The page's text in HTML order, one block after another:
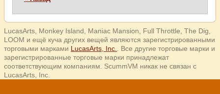
LucasArts, Monkey Island, Maniac Mansion, Full Throttle, The Dig,
LOOM и ещё куча других вещей являются зарегистрированными
торговыми марками LucasArts, Inc.
. Все другие торговые марки и
зарегистрированные торговые марки принадлежат
соответствующим компаниям. ScummVM никак не связан с
LucasArts, Inc.